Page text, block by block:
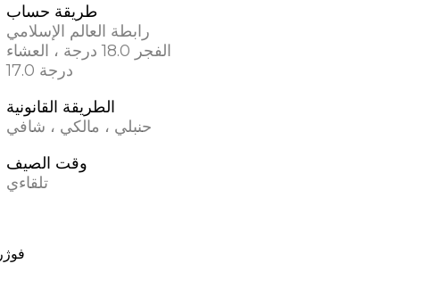
طريقة حساب
رابطة العالم الإسلامي
الفجر 18.0 درجة ، العشاء
17.0 درجة
الطريقة القانونية
حنبلي ، مالكي ، شافي
وقت الصيف
تلقاءي
فوژر